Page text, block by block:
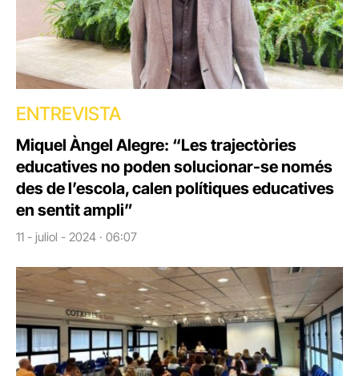
ENTREVISTA
Miquel Àngel Alegre: “Les trajectòries
educatives no poden solucionar-se només
des de l’escola, calen polítiques educatives
en sentit ampli”
11 - juliol - 2024 · 06:07